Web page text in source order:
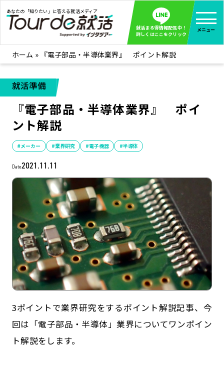
あなたの「知りたい」に答える就活メディア
就活まる得情報配信中！
詳しくはここをクリック
メニュー
就活ノウハウ 全て見る
企業まる見え！特捜部
みんなが知らない企業の裏側を徹底調査！
インタツアー活動レポ 全て見る
インタツアーを使ってどうだった？OBOG成功談
社会人インタビュー
社会人になった今、就活を振り返ってみた
学生就活ブログ 全て見る
学生ライターが教える、今就活でやるべきこと
企業・業界研究はインタツアー
ホーム » 『電子部品・半導体業界』 ポイント解説
就活準備
『電子部品・半導体業界』 ポイ
ント解説
#メーカー #業界研究 #電子機器 #半導体
Date2021.11.11
3ポイントで業界研究をするポイント解説記事、今
回は「電子部品・半導体」業界についてワンポイン
ト解説をします。